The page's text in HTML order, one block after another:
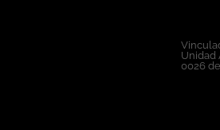
Unidad
0026